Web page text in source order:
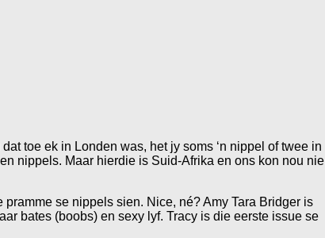
toe ek in Londen was, het jy soms ‘n nippel of twee in
nippels. Maar hierdie is Suid-Afrika en ons kon nou nie
se nippels sien. Nice, né? Amy Tara Bridger is
bates (boobs) en sexy lyf. Tracy is die eerste issue se